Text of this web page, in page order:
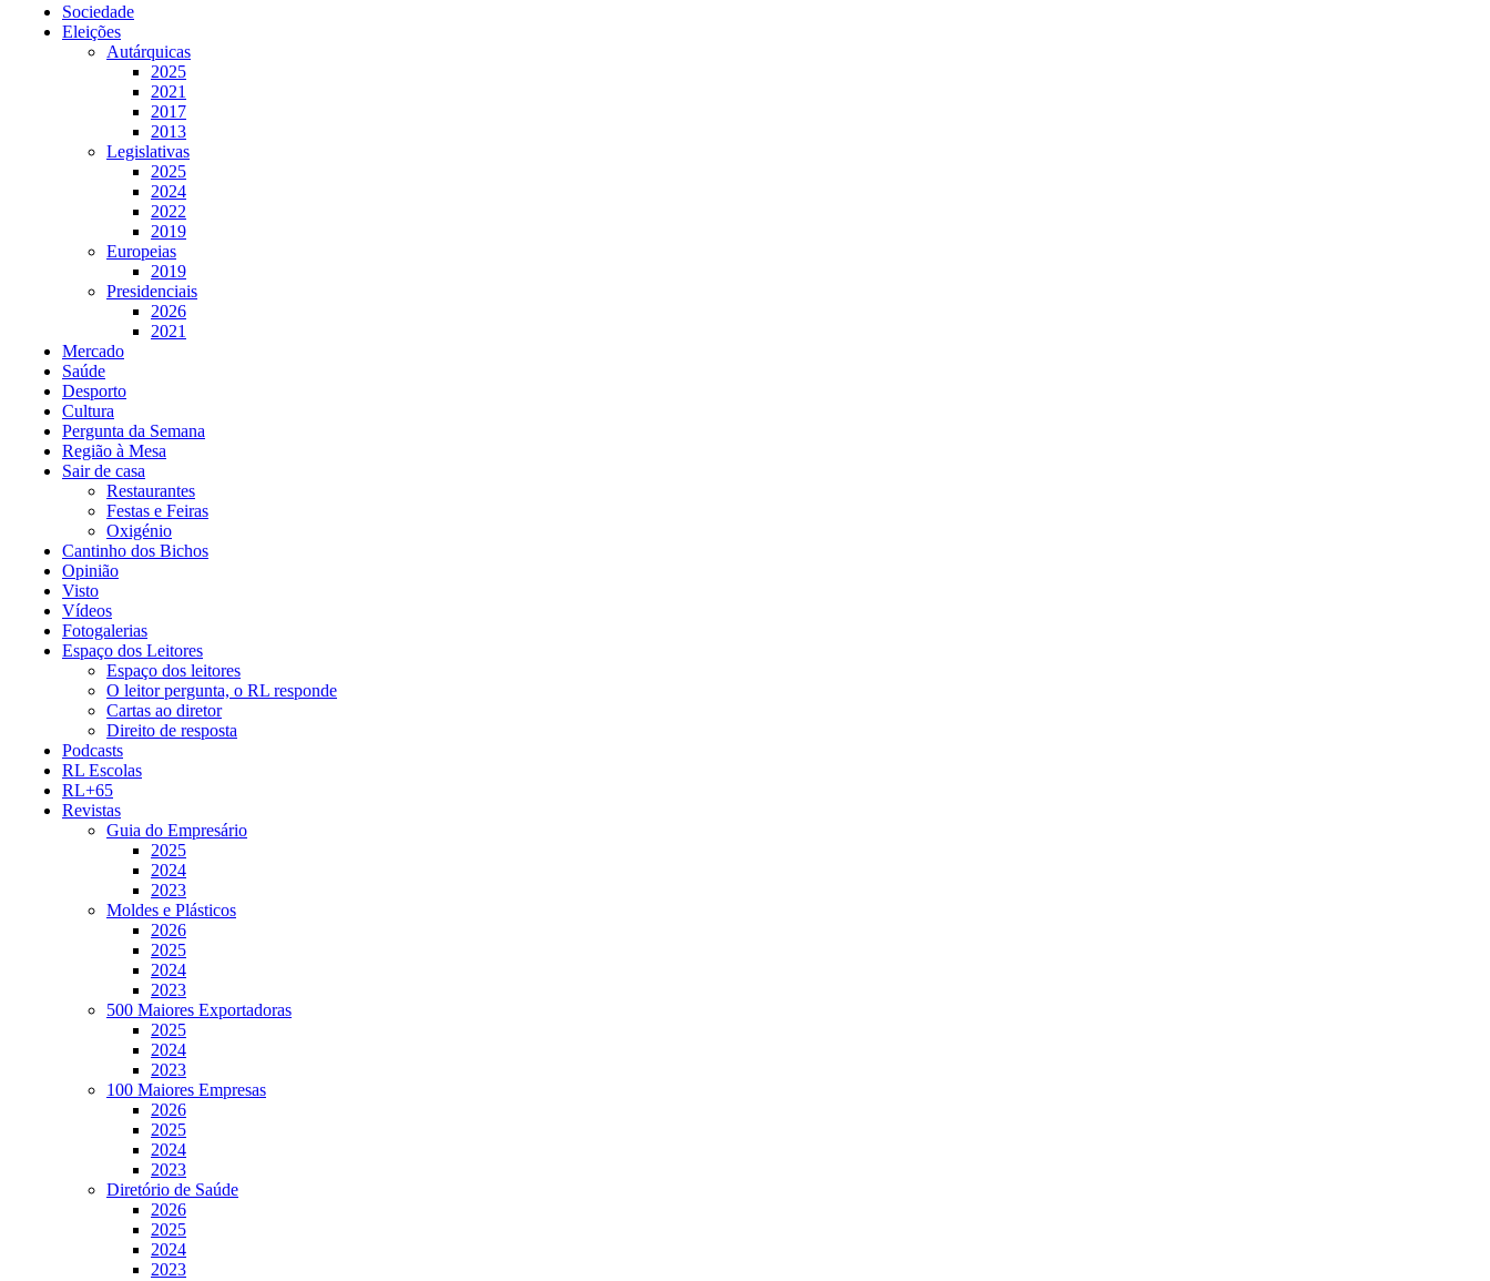
Sociedade
Eleições
Autárquicas
2025
2021
2017
2013
Legislativas
2025
2024
2022
2019
Europeias
2019
Presidenciais
2026
2021
Mercado
Saúde
Desporto
Cultura
Pergunta da Semana
Região à Mesa
Sair de casa
Restaurantes
Festas e Feiras
Oxigénio
Cantinho dos Bichos
Opinião
Visto
Vídeos
Fotogalerias
Espaço dos Leitores
Espaço dos leitores
O leitor pergunta, o RL responde
Cartas ao diretor
Direito de resposta
Podcasts
RL Escolas
RL+65
Revistas
Guia do Empresário
2025
2024
2023
Moldes e Plásticos
2026
2025
2024
2023
500 Maiores Exportadoras
2025
2024
2023
100 Maiores Empresas
2026
2025
2024
2023
Diretório de Saúde
2026
2025
2024
2023